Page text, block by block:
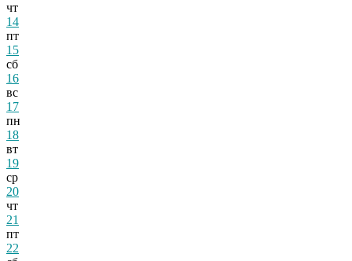
чт
14
пт
15
сб
16
вс
17
пн
18
вт
19
ср
20
чт
21
пт
22